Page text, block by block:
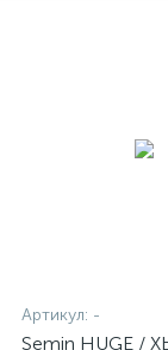
Артикул: -
Semin HUGE /